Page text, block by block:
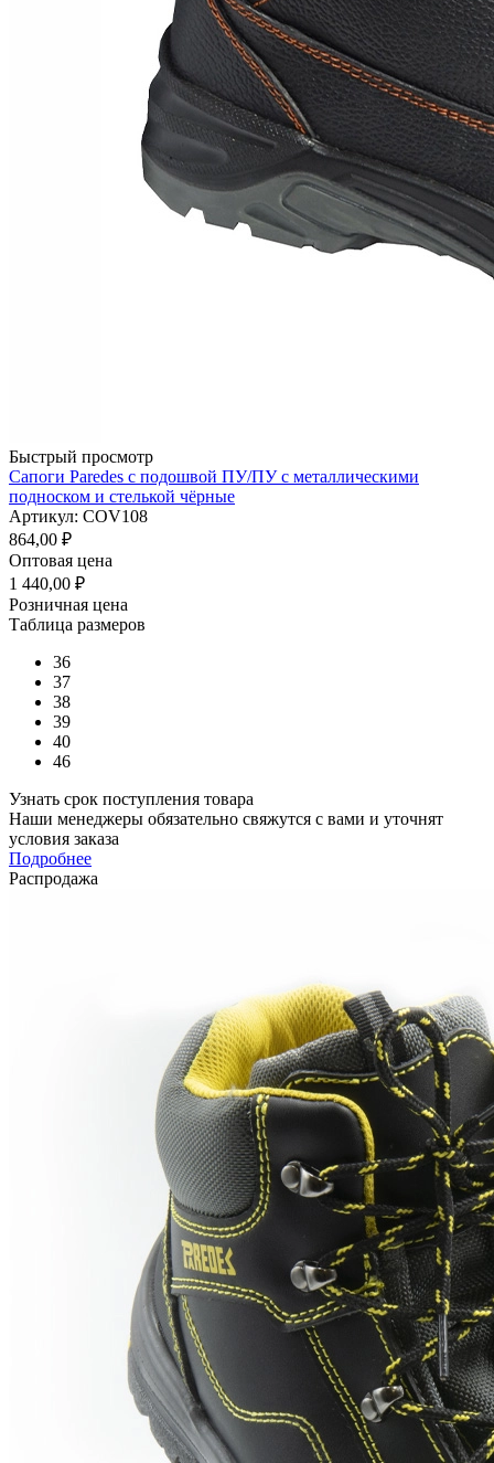
Быстрый просмотр
Сапоги Paredes с подошвой ПУ/ПУ с металлическими
подноском и стелькой чёрные
Артикул: COV108
864,00 ₽
Оптовая цена
1 440,00 ₽
Розничная цена
Таблица размеров
36
37
38
39
40
46
Узнать срок поступления товара
Наши менеджеры обязательно свяжутся с вами и уточнят
условия заказа
Подробнее
Распродажа